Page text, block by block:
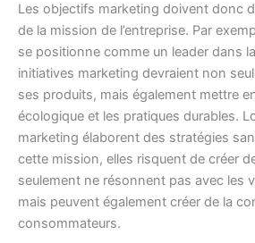
Les objectifs marketing doivent donc
de la mission de l’entreprise. Par
se positionne comme un leader dans
initiatives marketing devraient non
ses produits, mais également mettre
écologique et les pratiques durables.
marketing élaborent des stratégies
cette mission, elles risquent de créer
seulement ne résonnent pas avec les
mais peuvent également créer de la
consommateurs.